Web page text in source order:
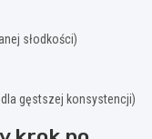
słodkości)
gęstszej konsystencji)